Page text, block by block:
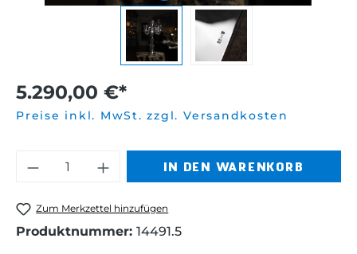
5.290,00 €*
Preise inkl. MwSt. zzgl. Versandkosten
Produkt Anzahl: Gib den
IN DEN WARENKORB
Zum Merkzettel hinzufügen
Produktnummer: 14491.5